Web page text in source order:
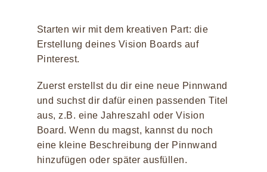
Starten wir mit dem kreativen Part: die
Erstellung deines Vision Boards auf
Pinterest.
Zuerst erstellst du dir eine neue Pinnwand
und suchst dir dafür einen passenden Titel
aus, z.B. eine Jahreszahl oder Vision
Board. Wenn du magst, kannst du noch
eine kleine Beschreibung der Pinnwand
hinzufügen oder später ausfüllen.